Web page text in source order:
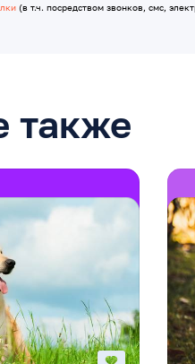
(в т.ч. посредством звонков, смс,
также